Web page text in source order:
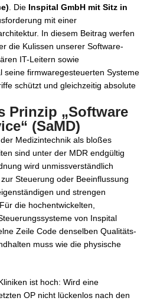
Infrastruktur durch digitale
. Die Inspital GmbH mit Sitz in
mit einer
In diesem Beitrag werfen
die Kulissen unserer Software-
IT-Leitern sowie
seine firmwaregesteuerten Systeme
schützt und gleichzeitig absolute
Prinzip „Software
(SaMD)
Medizintechnik als bloßes
sind unter der MDR endgültig
wird unmissverständlich
Steuerung oder Beeinflussung
und strengen
die hochentwickelten,
von Inspital
Zeile Code denselben Qualitäts-
muss wie die physische
ist hoch: Wird eine
OP nicht lückenlos nach den